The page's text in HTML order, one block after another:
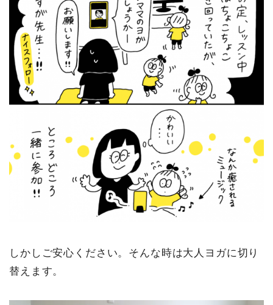
しかしご安心ください。そんな時は大人ヨガに切り
替えます。